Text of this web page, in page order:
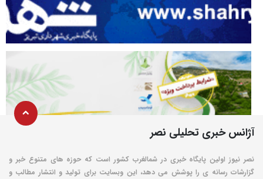
آژانس خبری تحلیلی نصر
نصر نیوز اولین پایگاه خبری در شمالغرب کشور است که حوزه های متنوع خبر و
گزارشات رسانه ی را پوشش می دهد، این وبسایت برای تولید و انتشار مطالب و